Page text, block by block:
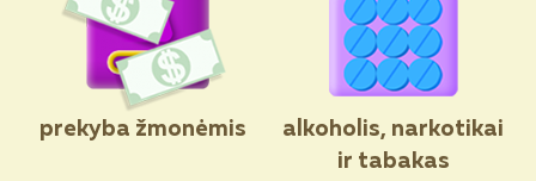
prekyba žmonėmis
alkoholis, narkotikai
ir tabakas